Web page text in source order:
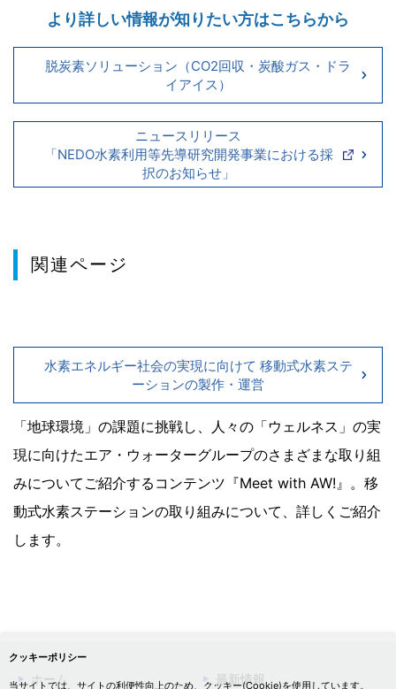
より詳しい情報が知りたい方はこちらから
脱炭素ソリューション（CO2回収・炭酸ガス・ドラ
イアイス）
ニュースリリース
「NEDO水素利用等先導研究開発事業における採
択のお知らせ」
関連ページ
水素エネルギー社会の実現に向けて 移動式水素ステ
ーションの製作・運営
「地球環境」の課題に挑戦し、人々の「ウェルネス」の実
現に向けたエア・ウォーターグループのさまざまな取り組
みについてご紹介するコンテンツ『Meet with AW!』。移
動式水素ステーションの取り組みについて、詳しくご紹介
します。
クッキーポリシー
当サイトでは、サイトの利便性向上のため、クッキー(Cookie)を使用しています。
ホーム 最新情報